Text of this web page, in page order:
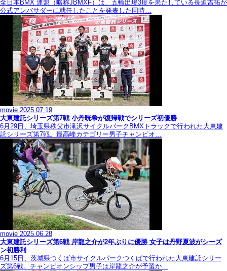
全日本BMX 連盟（略称JBMXF）は、五輪出場3度を果たしている長迫吉拓が
公式アンバサダーに就任したことを発表した同時…
movie 2025.07.19
大東建託シリーズ第7戦 ⼩丹晄希が復帰戦でシリーズ初優勝
6月29日、埼玉県秩父市滝沢サイクルパークBMXトラックで行われた大東建
託シリーズ第7戦。最高峰カテゴリー男子チャンピオ…
movie 2025.06.28
大東建託シリーズ第6戦 岸龍之介が2年ぶりに優勝 女子は丹野夏波がシーズ
ン初勝利
6月15日、茨城県つくば市サイクルパークつくばで行われた大東建託シリー
ズ第6戦。チャンピオンシップ男子は岸龍之介が予選か…